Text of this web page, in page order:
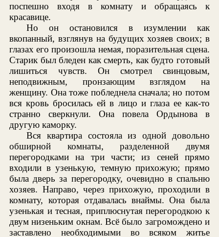
поспешно входя в комнату и обращаясь к
красавице.
Но он остановился в изумлении как
вкопанный, взглянув на будущих хозяев своих; в
глазах его произошла немая, поразительная сцена.
Старик был бледен как смерть, как будто готовый
лишиться чувств. Он смотрел свинцовым,
неподвижным, пронзающим взглядом на
женщину. Она тоже побледнела сначала; но потом
вся кровь бросилась ей в лицо и глаза ее как-то
странно сверкнули. Она повела Ордынова в
другую каморку.
Вся квартира состояла из одной довольно
обширной комнаты, разделенной двумя
перегородками на три части; из сеней прямо
входили в узенькую, темную прихожую; прямо
была дверь за перегородку, очевидно в спальню
хозяев. Направо, через прихожую, проходили в
комнату, которая отдавалась внаймы. Она была
узенькая и тесная, приплюснутая перегородкою к
двум низеньким окнам. Всё было загромождено и
заставлено необходимыми во всяком житье